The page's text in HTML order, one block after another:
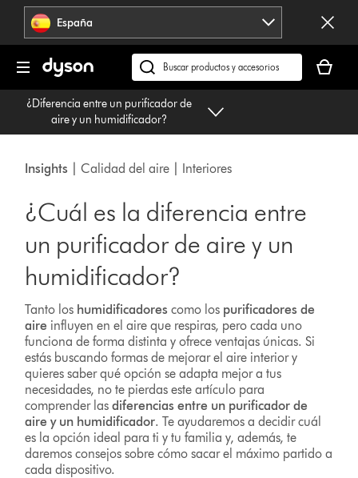
Omitir
navegación España
Buscar
en
dyson.es
cesta
está
¿Diferencia entre un purificador de
aire y un humidificador?
Insights | Calidad del aire | Interiores
¿Cuál es la diferencia entre
un purificador de aire y un
humidificador?
Tanto los humidificadores como los purificadores de
aire influyen en el aire que respiras, pero cada uno
funciona de forma distinta y ofrece ventajas únicas. Si
estás buscando formas de mejorar el aire interior y
quieres saber qué opción se adapta mejor a tus
necesidades, no te pierdas este artículo para
comprender lasdiferencias entre un purificador de
aire y un humidificador. Te ayudaremos a decidir cuál
es la opción ideal para ti y tu familia y, además, te
daremos consejos sobre cómo sacar el máximo partido a
cada dispositivo.